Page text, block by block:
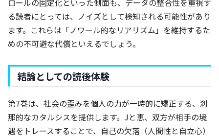
ロールの固定化といった側面も、データの整合性を重視す
る読者にとっては、ノイズとして検知される可能性があり
ます。これらは「ノワール的なリアリズム」を維持するた
めの不可避な代償といえるでしょう。
結論としての読後体験
第7巻は、社会の歪みを個人の力が一時的に矯正する、刹
那的なカタルシスを提供します。Jと恵、双方が相手の境
遇をトレースすることで、自己の欠落（人間性と自立心）